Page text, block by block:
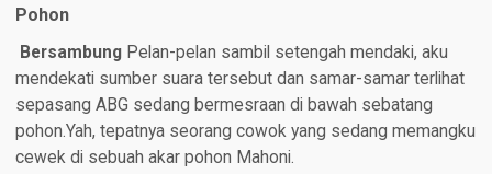
Pohon
BersambungPelan-pelan sambil setengah mendaki, aku
mendekati sumber suara tersebut dan samar-samar terlihat
sepasang ABG sedang bermesraan di bawah sebatang
pohon.Yah, tepatnya seorang cowok yang sedang memangku
cewek di sebuah akar pohon Mahoni.